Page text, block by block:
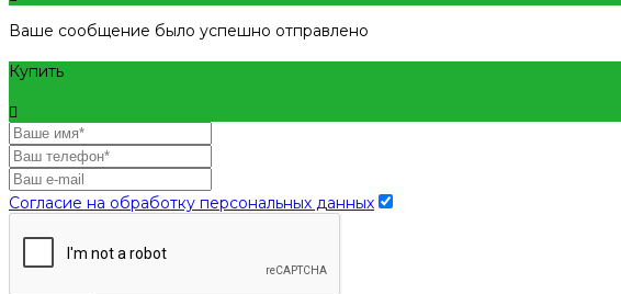
Ваше сообщение было успешно отправлено
Купить
Согласие на обработку персональных данных